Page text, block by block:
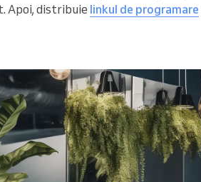
Apoi, distribuie linkul de programare